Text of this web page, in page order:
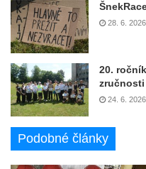
28. 6. 2026
20.
24. 6. 2026
Podobné články